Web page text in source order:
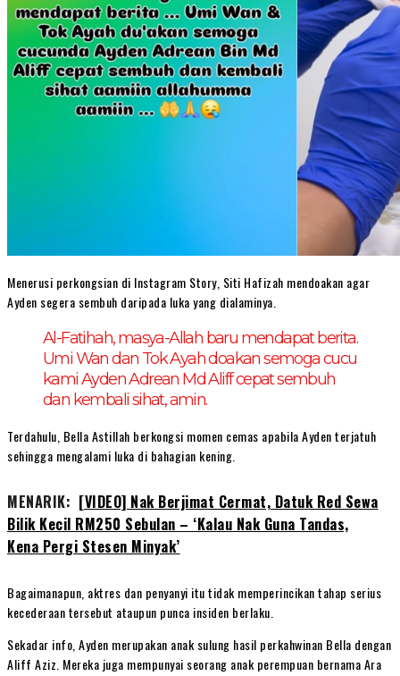
Menerusi perkongsian di Instagram Story, Siti Hafizah mendoakan agar
Ayden segera sembuh daripada luka yang dialaminya.
Al-Fatihah, masya-Allah baru mendapat berita.
Umi Wan dan Tok Ayah doakan semoga cucu
kami Ayden Adrean Md Aliff cepat sembuh
dan kembali sihat, amin.
Terdahulu, Bella Astillah berkongsi momen cemas apabila Ayden terjatuh
sehingga mengalami luka di bahagian kening.
MENARIK: [VIDEO] Nak Berjimat Cermat, Datuk Red Sewa
Bilik Kecil RM250 Sebulan – ‘Kalau Nak Guna Tandas,
Kena Pergi Stesen Minyak’
Bagaimanapun, aktres dan penyanyi itu tidak memperincikan tahap serius
kecederaan tersebut ataupun punca insiden berlaku.
Sekadar info, Ayden merupakan anak sulung hasil perkahwinan Bella dengan
Aliff Aziz. Mereka juga mempunyai seorang anak perempuan bernama Ara